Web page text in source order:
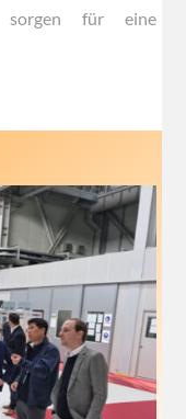
sorgen für eine